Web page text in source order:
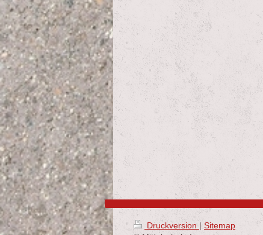
Druckversion | Sitemap